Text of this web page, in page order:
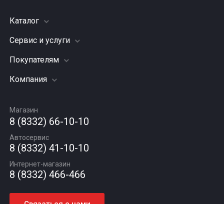
Каталог
Шины
Грузовые шины
Диски
Автомасла
Сервис и услуги
Заправка кондиционера
Подвеска (ходовая часть)
Шиномонтаж
Покупателям
Акции
Гарантии и возврат
Компания
Вакансии
Новости
Статьи
Контакты
Магазин
8 (8332) 66-10-10
Автосервис
8 (8332) 41-10-10
Интернет-магазин
8 (8332) 466-466